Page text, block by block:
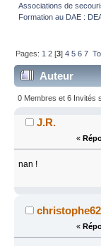
Associations de
Formation au DAE :
Pages: 1 2 [3]4 5 6 7
Auteur
DEA / DSA &
fois)
0 Membres et 6 Invités
J.R.
«
nan !
christophe62
«